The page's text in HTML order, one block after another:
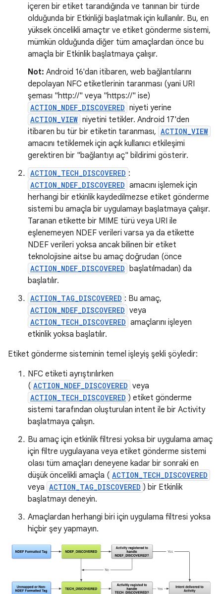
içeren bir etiket tarandığında ve tanınan bir türde
olduğunda bir Etkinliği başlatmak için kullanılır. Bu, en
yüksek öncelikli amaçtır ve etiket gönderme sistemi,
mümkün olduğunda diğer tüm amaçlardan önce bu
amaçla bir Etkinlik başlatmaya çalışır.
Not: Android 16'dan itibaren, web bağlantılarını
depolayan NFC etiketlerinin taranması (yani URI
şeması "http://" veya "https://" ise)
ACTION_NDEF_DISCOVERED niyeti yerine
ACTION_VIEW niyetini tetikler. Android 17'den
itibaren bu tür bir etiketin taranması, ACTION_VIEW
amacını tetiklemek için açık kullanıcı etkileşimi
gerektiren bir "bağlantıyı aç" bildirimi gösterir.
ACTION_TECH_DISCOVERED :
ACTION_NDEF_DISCOVERED amacını işlemek için
herhangi bir etkinlik kaydedilmezse etiket gönderme
sistemi bu amaçla bir uygulamayı başlatmaya çalışır.
Taranan etikette bir MIME türü veya URI ile
eşlenemeyen NDEF verileri varsa ya da etikette
NDEF verileri yoksa ancak bilinen bir etiket
teknolojisine aitse bu amaç doğrudan (önce
ACTION_NDEF_DISCOVERED başlatılmadan) da
başlatılır.
ACTION_TAG_DISCOVERED : Bu amaç,
ACTION_NDEF_DISCOVERED veya
ACTION_TECH_DISCOVERED amaçlarını işleyen
etkinlik yoksa başlatılır.
Etiket gönderme sisteminin temel işleyiş şekli şöyledir:
NFC etiketi ayrıştırılırken
( ACTION_NDEF_DISCOVERED veya
ACTION_TECH_DISCOVERED ) etiket gönderme
sistemi tarafından oluşturulan intent ile bir Activity
başlatmaya çalışın.
Bu amaç için etkinlik filtresi yoksa bir uygulama amaç
için filtre uygulayana veya etiket gönderme sistemi
olası tüm amaçları deneyene kadar bir sonraki en
düşük öncelikli amaçla ( ACTION_TECH_DISCOVERED
veya ACTION_TAG_DISCOVERED ) bir Etkinlik
başlatmayı deneyin.
Amaçlardan herhangi biri için uygulama filtresi yoksa
hiçbir şey yapmayın.